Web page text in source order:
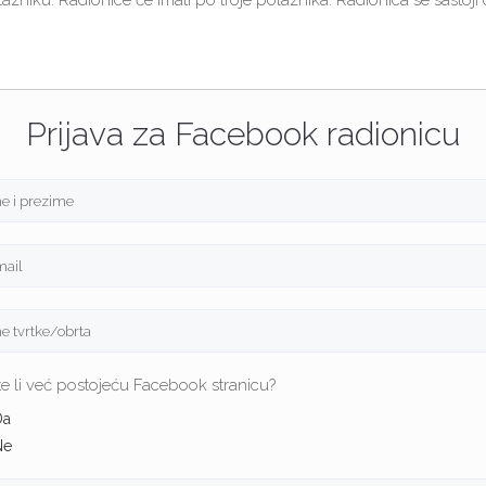
Prijava za Facebook radionicu
li već postojeću Facebook stranicu?